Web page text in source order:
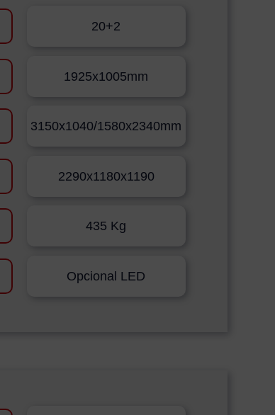
20+2
1925x1005mm
3150x1040/1580x2340mm
2290x1180x1190
435 Kg
Opcional LED